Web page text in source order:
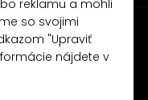
reklamu a mohli
so svojimi
"Upraviť
nájdete v